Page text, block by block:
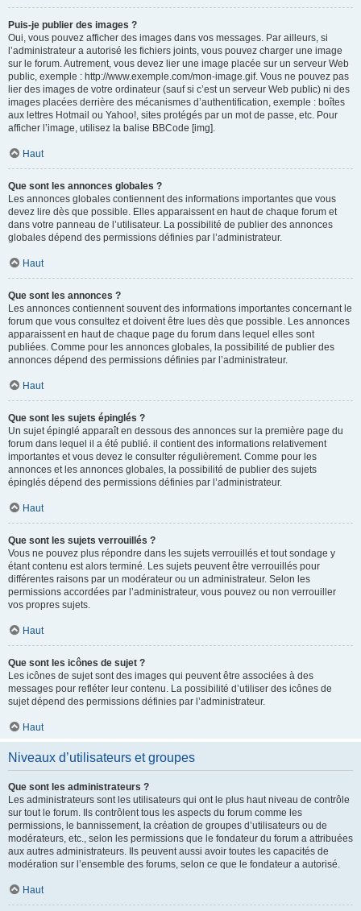
Puis-je publier des images ?
Oui, vous pouvez afficher des images dans vos messages. Par ailleurs, si
l’administrateur a autorisé les fichiers joints, vous pouvez charger une image
sur le forum. Autrement, vous devez lier une image placée sur un serveur Web
public, exemple : http://www.exemple.com/mon-image.gif. Vous ne pouvez pas
lier des images de votre ordinateur (sauf si c’est un serveur Web public) ni des
images placées derrière des mécanismes d’authentification, exemple : boîtes
aux lettres Hotmail ou Yahoo!, sites protégés par un mot de passe, etc. Pour
afficher l’image, utilisez la balise BBCode [img].
Haut
Que sont les annonces globales ?
Les annonces globales contiennent des informations importantes que vous
devez lire dès que possible. Elles apparaissent en haut de chaque forum et
dans votre panneau de l’utilisateur. La possibilité de publier des annonces
globales dépend des permissions définies par l’administrateur.
Haut
Que sont les annonces ?
Les annonces contiennent souvent des informations importantes concernant le
forum que vous consultez et doivent être lues dès que possible. Les annonces
apparaissent en haut de chaque page du forum dans lequel elles sont
publiées. Comme pour les annonces globales, la possibilité de publier des
annonces dépend des permissions définies par l’administrateur.
Haut
Que sont les sujets épinglés ?
Un sujet épinglé apparaît en dessous des annonces sur la première page du
forum dans lequel il a été publié. il contient des informations relativement
importantes et vous devez le consulter régulièrement. Comme pour les
annonces et les annonces globales, la possibilité de publier des sujets
épinglés dépend des permissions définies par l’administrateur.
Haut
Que sont les sujets verrouillés ?
Vous ne pouvez plus répondre dans les sujets verrouillés et tout sondage y
étant contenu est alors terminé. Les sujets peuvent être verrouillés pour
différentes raisons par un modérateur ou un administrateur. Selon les
permissions accordées par l’administrateur, vous pouvez ou non verrouiller
vos propres sujets.
Haut
Que sont les icônes de sujet ?
Les icônes de sujet sont des images qui peuvent être associées à des
messages pour refléter leur contenu. La possibilité d’utiliser des icônes de
sujet dépend des permissions définies par l’administrateur.
Haut
Niveaux d’utilisateurs et groupes
Que sont les administrateurs ?
Les administrateurs sont les utilisateurs qui ont le plus haut niveau de contrôle
sur tout le forum. Ils contrôlent tous les aspects du forum comme les
permissions, le bannissement, la création de groupes d’utilisateurs ou de
modérateurs, etc., selon les permissions que le fondateur du forum a attribuées
aux autres administrateurs. Ils peuvent aussi avoir toutes les capacités de
modération sur l’ensemble des forums, selon ce que le fondateur a autorisé.
Haut